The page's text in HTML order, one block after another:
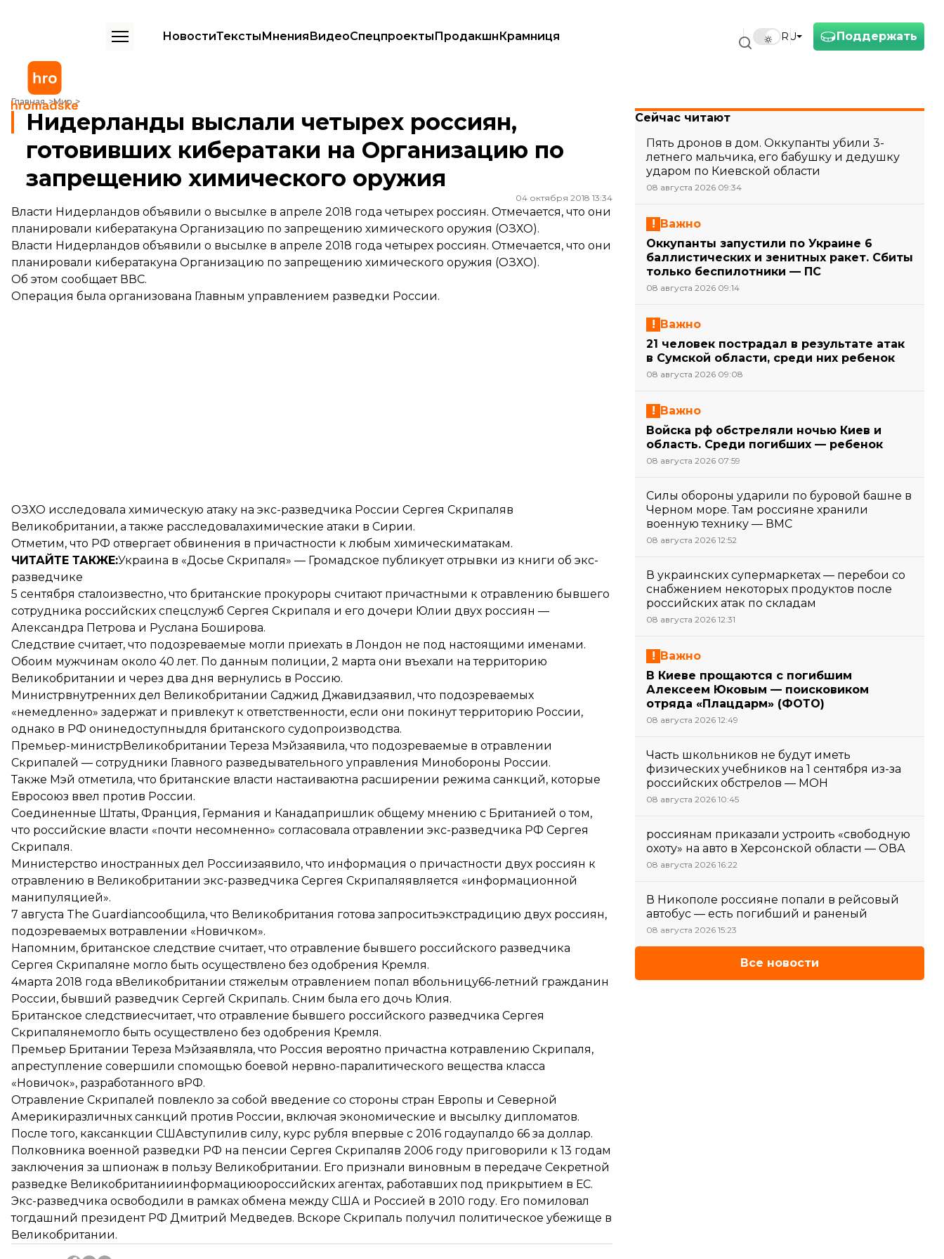
Поддержать
RU
НовостиТекстыМненияВидеоСпецпроектыПродакшнКрамниця
Главная Мир
Нидерланды выслали четырех россиян, готовивших кибератаки на Организацию по запрещению химического оружия
Нидерланды выслали четырех россиян,
готовивших кибератаки на Организацию по
запрещению химического оружия
04 октября 2018 13:34
Власти Нидерландов объявили о высылке в апреле 2018 года четырех россиян. Отмечается, что они
планировали кибератакуна Организацию по запрещению химического оружия (ОЗХО).
Власти Нидерландов объявили о высылке в апреле 2018 года четырех россиян. Отмечается, что они
планировали кибератакуна Организацию по запрещению химического оружия (ОЗХО).
Об этом сообщает ВВС.
Операция была организована Главным управлением разведки России.
ОЗХО исследовала химическую атаку на экс-разведчика России Сергея Скрипаляв
Великобритании, а также расследовалахимические атаки в Сирии.
Отметим, что РФ отвергает обвинения в причастности к любым химическиматакам.
ЧИТАЙТЕ ТАКЖЕ:Украина в «Досье Скрипаля» — Громадское публикует отрывки из книги об экс-
разведчике
5 сентября сталоизвестно, что британские прокуроры считают причастными к отравлению бывшего
сотрудника российских спецслужб Сергея Скрипаля и его дочери Юлии двух россиян —
Александра Петрова и Руслана Боширова.
Следствие считает, что подозреваемые могли приехать в Лондон не под настоящими именами.
Обоим мужчинам около 40 лет. По данным полиции, 2 марта они въехали на территорию
Великобритании и через два дня вернулись в Россию.
Министрвнутренних дел Великобритании Саджид Джавидзаявил, что подозреваемых
«немедленно» задержат и привлекут к ответственности, если они покинут территорию России,
однако в РФ онинедоступныдля британского судопроизводства.
Премьер-министрВеликобритании Тереза ​​Мэйзаявила, что подозреваемые в отравлении
Скрипалей — сотрудники Главного разведывательного управления Минобороны России.
Также Мэй отметила, что британские власти настаиваютна расширении режима санкций, которые
Евросоюз ввел против России.
Соединенные Штаты, Франция, Германия и Канадапришлик общему мнению с Британией о том,
что российские власти «почти несомненно» согласовала отравлении экс-разведчика РФ Сергея
Скрипаля.
Министерство иностранных дел Россиизаявило, что информация о причастности двух россиян к
отравлению в Великобритании экс-разведчика Сергея Скрипаляявляется «информационной
манипуляцией».
7 августа The Guardіanсообщила, что Великобритания готова запроситьэкстрадицию двух россиян,
подозреваемых вотравлении «Новичком».
Напомним, британское следствие считает, что отравление бывшего российского разведчика
Сергея Скрипаляне могло быть осуществлено без одобрения Кремля.
4марта 2018 года вВеликобритании стяжелым отравлением попал вбольницу66-летний гражданин
России, бывший разведчик Сергей Скрипаль. Сним была его дочь Юлия.
Британское следствиесчитает, что отравление бывшего российского разведчика Сергея
Скрипалянемогло быть осуществлено без одобрения Кремля.
Премьер Британии Тереза ​​Мэйзаявляла, что Россия вероятно причастна котравлению Скрипаля,
апреступление совершили спомощью боевой нервно-паралитического вещества класса
«Новичок», разработанного вРФ.
Отравление Скрипалей повлекло за собой введение со стороны стран Европы и Северной
Америкиразличных санкций против России, включая экономические и высылку дипломатов.
После того, каксанкции СШАвступилив силу, курс рубля впервые с 2016 годаупалдо 66 за доллар.
Полковника военной разведки РФ на пенсии Сергея Скрипаляв 2006 году приговорили к 13 годам
заключения за шпионаж в пользу Великобритании. Его признали виновным в передаче Секретной
разведке Великобританииинформациюороссийских агентах, работавших под прикрытием в ЕС.
Экс-разведчика освободили в рамках обмена между США и Россией в 2010 году. Его помиловал
тогдашний президент РФ Дмитрий Медведев. Вскоре Скрипаль получил политическое убежище в
Великобритании.
Сейчас читают
Пять дронов в дом. Оккупанты убили 3-
летнего мальчика, его бабушку и дедушку
ударом по Киевской области
08 августа 2026 09:34
Важно
Оккупанты запустили по Украине 6
баллистических и зенитных ракет. Сбиты
только беспилотники — ПС
08 августа 2026 09:14
Важно
21 человек пострадал в результате атак
в Сумской области, среди них ребенок
08 августа 2026 09:08
Важно
Войска рф обстреляли ночью Киев и
область. Среди погибших — ребенок
08 августа 2026 07:59
Силы обороны ударили по буровой башне в
Черном море. Там россияне хранили
военную технику — ВМС
08 августа 2026 12:52
В украинских супермаркетах — перебои со
снабжением некоторых продуктов после
российских атак по складам
08 августа 2026 12:31
Важно
В Киеве прощаются с погибшим
Алексеем Юковым — поисковиком
отряда «Плацдарм» (ФОТО)
08 августа 2026 12:49
Часть школьников не будут иметь
физических учебников на 1 сентября из-за
российских обстрелов — МОН
08 августа 2026 10:45
россиянам приказали устроить «свободную
охоту» на авто в Херсонской области — ОВА
08 августа 2026 16:22
В Никополе россияне попали в рейсовый
автобус — есть погибший и раненый
08 августа 2026 15:23
Все новости